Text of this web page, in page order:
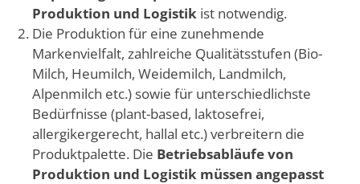
Produktion und Logistik ist notwendig.
Die Produktion für eine zunehmende
Markenvielfalt, zahlreiche Qualitätsstufen (Bio-
Milch, Heumilch, Weidemilch, Landmilch,
Alpenmilch etc.) sowie für unterschiedlichste
Bedürfnisse (plant-based, laktosefrei,
allergikergerecht, hallal etc.) verbreitern die
Produktpalette. Die Betriebsabläufe von
Produktion und Logistik müssen angepasst